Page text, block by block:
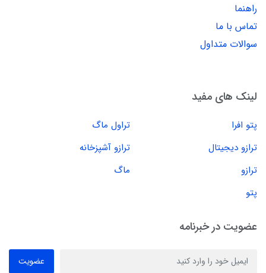
راهنما
تماس با ما
سوالات متداول
لینک های مفید
پتو افرا
تراول ماگ
ترازو دیجیتال
ترازو آشپزخانه
ترازو
ماگ
پتو
عضویت در خبرنامه
عضویت